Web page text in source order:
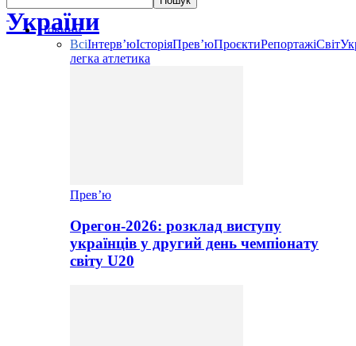
України
Новини
ВсіІнтерв’юІсторіяПрев’юПроєктиРепортажіСвіт
легка атлетика
Прев’ю
Орегон-2026: розклад виступу
українців у другий день чемпіонату
світу U20